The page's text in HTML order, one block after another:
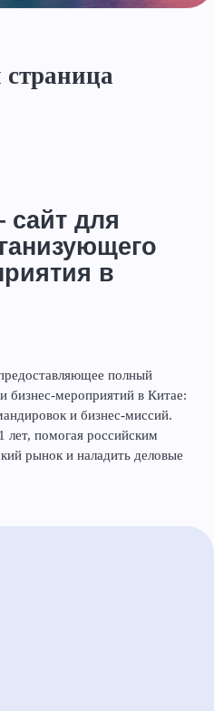
страница
сайт для
в
полный
бизнес-мероприятий в Китае:
и бизнес-миссий.
лет, помогая российским
рынок и наладить деловые